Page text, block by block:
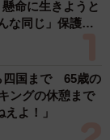
代でも使われ
に伝わりま
命に生きようと
な同じ」保護団
四国まで 65歳の
ングの休憩まで
よ！」